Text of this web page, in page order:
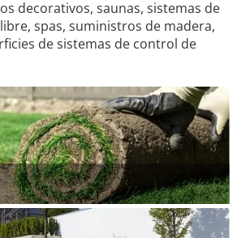
decorativos, saunas, sistemas de
spas, suministros de madera,
de sistemas de control de